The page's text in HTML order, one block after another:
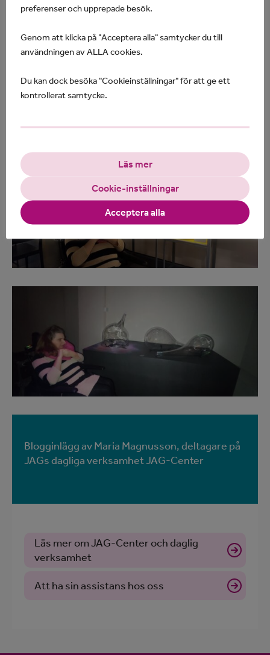
Tack vare personlig assistans kan jag pröva det
Om man vill kan man efter besöket njuta av en
härlig fikastund i museets café.
Hoppas ni får möjlighet att besöka museet och
vem vet, vi kanske ses där.
Läs mitt tidigare blogginlägghär.
Blogginlägg av Maria Magnusson, deltagare på
JAGs dagliga verksamhet JAG-Center
Läs mer om JAG-Center och daglig
verksamhet
Att ha sin assistans hos oss
preferenser och upprepade besök.
Genom att klicka på "Acceptera alla" samtycker du till
användningen av ALLA cookies.
Du kan dock besöka "Cookieinställningar" för att ge ett
kontrollerat samtycke.
Läs mer
Cookie-inställningar
Acceptera alla